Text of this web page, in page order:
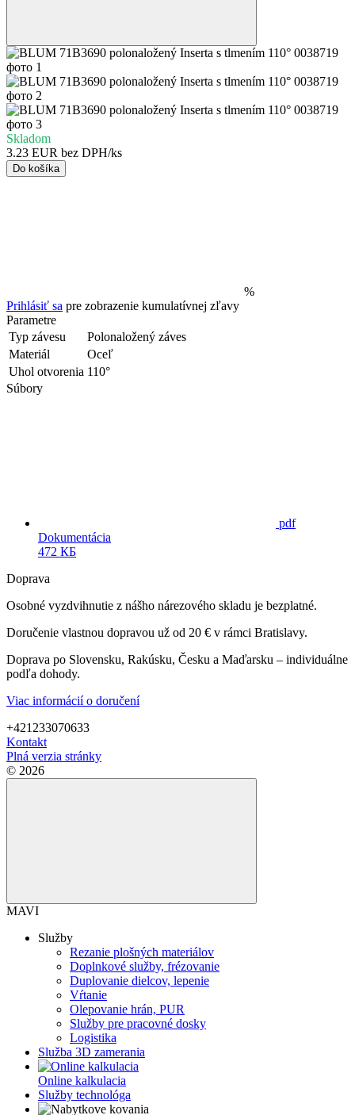
Skladom
3.23 EUR bez DPH/ks
Do košíka
%
Prihlásiť sa pre zobrazenie kumulatívnej zľavy
Parametre
Typ závesu
Polonaložený záves
Materiál
Oceľ
Uhol otvorenia 110°
Súbory
pdf
Dokumentácia
472 КБ
Doprava
Osobné vyzdvihnutie z nášho nárezového skladu je bezplatné.
Doručenie vlastnou dopravou už od 20 € v rámci Bratislavy.
Doprava po Slovensku, Rakúsku, Česku a Maďarsku – individuálne
podľa dohody.
Viac informácií o doručení
+421233070633
Kontakt
Plná verzia stránky
© 2026
MAVI
Služby
Rezanie plošných materiálov
Doplnkové služby, frézovanie
Duplovanie dielcov, lepenie
Vŕtanie
Olepovanie hrán, PUR
Služby pre pracovné dosky
Logistika
Služba 3D zamerania
Online kalkulacia
Služby technológa